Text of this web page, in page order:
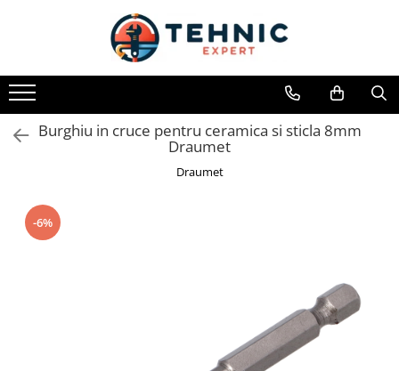
Toate Produsele
Accesorii pentru scule electrice
Accesorii pentru sculele pe aer
Alte accesorii pentru scule
Mixere pentru material
Burghiu in cruce pentru ceramica si sticla 8mm
Draumet
Draumet
-6%